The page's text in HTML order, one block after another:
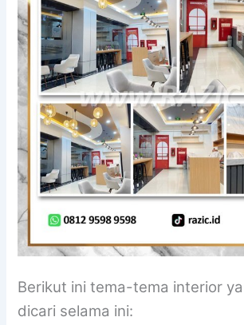
Berikut ini tema-tema interior
dicari selama ini: